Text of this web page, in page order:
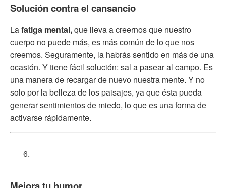
Solución contra el cansancio
Lafatiga mental,que lleva a creernos que nuestro
cuerpo no puede más, es más común de lo que nos
creemos. Seguramente, la habrás sentido en más de una
ocasión. Y tiene fácil solución: sal a pasear al campo. Es
una manera de recargar de nuevo nuestra mente. Y no
solo por la belleza de los paisajes, ya que ésta pueda
generar sentimientos de miedo, lo que es una forma de
activarse rápidamente.